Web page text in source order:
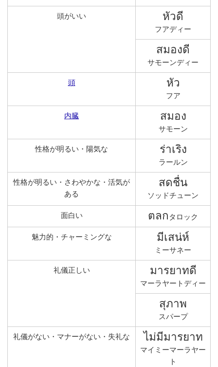
頭がいい หัวดี
フアディー
สมองดี
サモーンディー
頭 หัว
フア
内臓 สมอง
サモーン
性格が明るい・陽気な ร่าเริง
ラールン
性格が明るい・さわやかな・活気が
ある
สดชื่น
ソッドチューン
面白い ตลก タロック
魅力的・チャーミングな มีเสน่ห์
ミーサネー
礼儀正しい มารยาทดี
マーラヤートディー
สุภาพ
スパープ
礼儀がない・マナーがない・失礼な ไม่มีมารยาท
マイミーマーラヤー
ト